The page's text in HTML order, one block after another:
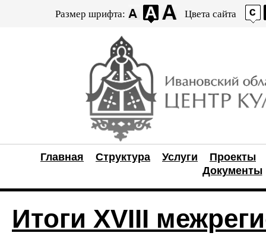
Размер шрифта: Цвета сайта
Главная Структура Услуги
Проекты
Документы
Итоги XVIII